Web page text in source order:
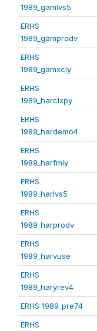
1989_gamlvs5
ERHS
1989_gamprodv
ERHS
1989_gamxcly
ERHS
1989_harclxpy
ERHS
1989_hardemo4
ERHS
1989_harfmly
ERHS
1989_harlvs5
ERHS
1989_harprodv
ERHS
1989_harvuse
ERHS
1989_haryrev4
ERHS 1989_pre74
ERHS